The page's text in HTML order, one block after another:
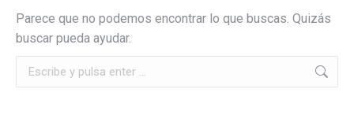
Parece que no podemos encontrar lo que buscas. Quizás
buscar pueda ayudar.
Buscar: